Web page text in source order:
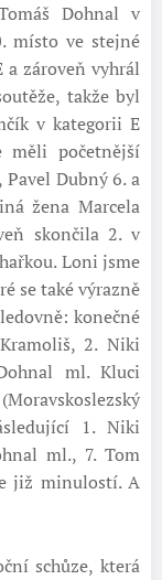
Dohnal v
místo ve stejné
zároveň vyhrál
takže byl
v kategorii E
měli početnější
Dubný 6. a
žena Marcela
skončila 2. v
Loni jsme
se také výrazně
konečné
2. Niki
ml. Kluci
1. Niki
ml., 7. Tom
již minulostí. A
schůze, která